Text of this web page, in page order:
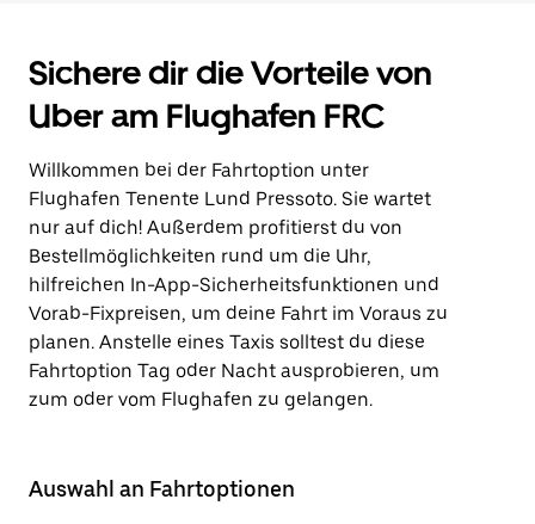
Sichere dir die Vorteile von
Uber am Flughafen FRC
Willkommen bei der Fahrtoption unter
Flughafen Tenente Lund Pressoto. Sie wartet
nur auf dich! Außerdem profitierst du von
Bestellmöglichkeiten rund um die Uhr,
hilfreichen In-App-Sicherheitsfunktionen und
Vorab-Fixpreisen, um deine Fahrt im Voraus zu
planen. Anstelle eines Taxis solltest du diese
Fahrtoption Tag oder Nacht ausprobieren, um
zum oder vom Flughafen zu gelangen.
Auswahl an Fahrtoptionen